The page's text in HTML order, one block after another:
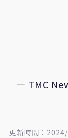
— TMC
更新時間：